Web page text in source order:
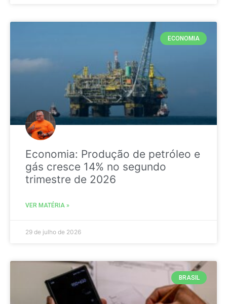
ECONOMIA
Economia: Produção de petróleo e
gás cresce 14% no segundo
trimestre de 2026
VER MATÉRIA »
29 de julho de 2026
BRASIL